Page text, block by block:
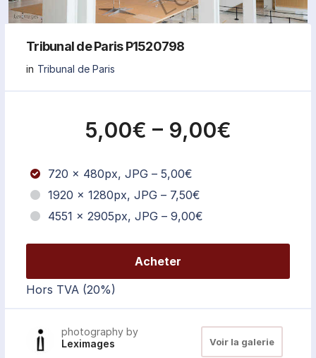
Tribunal de Paris P1520798
in Tribunal de Paris
5,00€ – 9,00€
720 x 480px, JPG – 5,00€
1920 x 1280px, JPG – 7,50€
4551 x 2905px, JPG – 9,00€
Acheter
Hors TVA (20%)
photography by
Leximages
Voir la galerie